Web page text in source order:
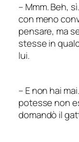
– Mmm. Beh,
con meno
pensare, ma
stesse in
lui.
– E non hai
potesse non
domandò il